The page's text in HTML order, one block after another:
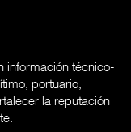
información técnico-
portuario,
la reputación